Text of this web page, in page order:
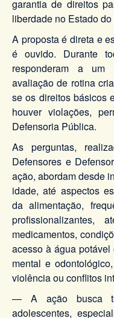
garantia de direitos
liberdade no Estado do
A proposta é direta e
é ouvido. Durante
responderam a um
avaliação de rotina
se os direitos básicos
houver violações,
Defensoria Pública.
As perguntas,
Defensores e
ação, abordam desde
idade, até aspectos
da alimentação,
profissionalizantes,
medicamentos,
acesso à água
mental e
violência ou conflitos
— A ação busca
adolescentes,